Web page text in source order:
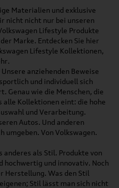
Materialien und exklusive
nicht nicht nur bei unseren
Lifestyle Produkte
Marke. Entdecken Sie hier
Lifestyle Kollektionen,
anziehenden Beweise
und individuell sich
Genau wie die Menschen, die
alle Kollektionen eint: die hohe
und Verarbeitung.
Autos. Und anderen
umgeben. Von Volkswagen.
anderes als Stil. Produkte von
hochwertig und innovativ. Noch
Herstellung. Was den Stil
Stil lässt man sich nicht